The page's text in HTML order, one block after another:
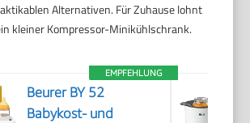
Alternativen. Für Zuhause lohnt
kleiner Kompressor-Minikühlschrank.
EMPFEHLUNG
Beurer BY 52
Babykost- und